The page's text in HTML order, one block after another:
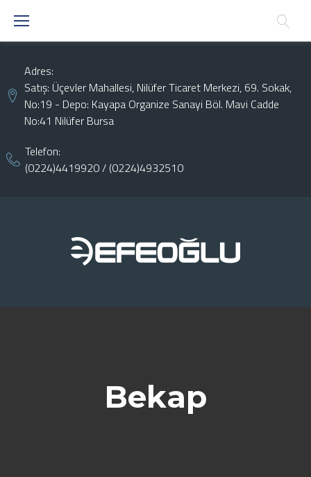
Skip
Adres:
Satış: Üçevler Mahallesi, Nilüfer Ticaret Merkezi, 69. Sokak,
No:19 - Depo: Kayapa Organize Sanayi Böl. Mavi Cadde
No:41 Nilüfer Bursa
Telefon:
(0224)4419920/ (0224)4932510
Bekap